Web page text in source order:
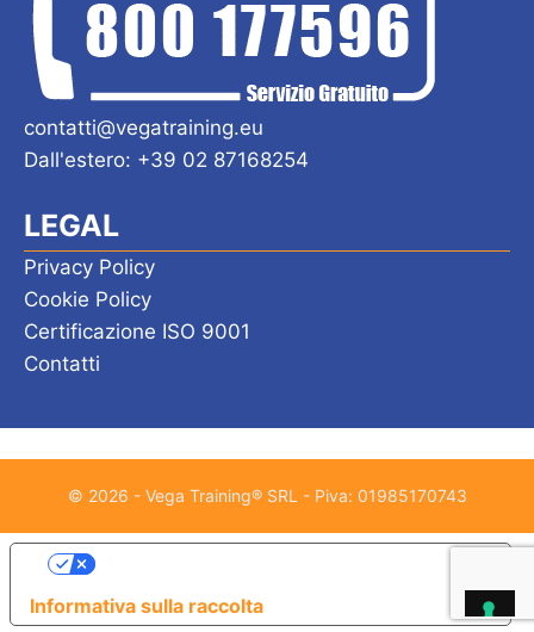
contatti@vegatraining.eu
Dall'estero: +39 02 87168254
LEGAL
Privacy Policy
Cookie Policy
Certificazione ISO 9001
Contatti
© 2026 - Vega Training® SRL - Piva: 01985170743
Informativa sulla raccolta
Le tue preferenze relative alla privacy